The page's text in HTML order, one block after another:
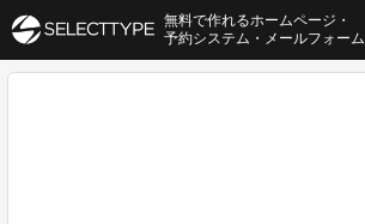
無料で作れるホームページ・
予約システム・メールフォーム